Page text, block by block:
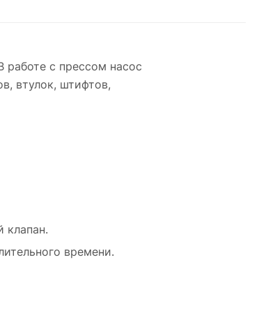
работе с прессом насос
втулок, штифтов,
клапан.
времени.